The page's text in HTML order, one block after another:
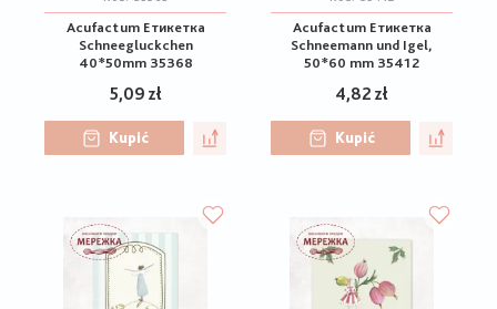
Acufactum Етикетка
Schneegluckchen
40*50mm 35368
5,09 zł
Kupić
Acufactum Етикетка
Schneemann und Igel,
50*60 mm 35412
4,82 zł
Kupić